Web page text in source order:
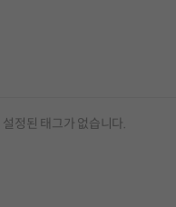
설정된 태그가 없습니다.